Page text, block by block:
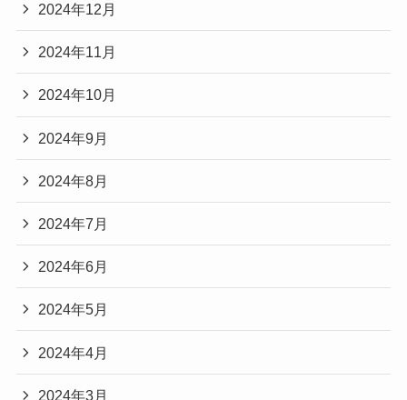
2024年12月
2024年11月
2024年10月
2024年9月
2024年8月
2024年7月
2024年6月
2024年5月
2024年4月
2024年3月